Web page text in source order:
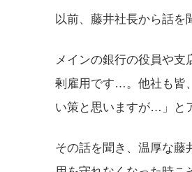
以前、藤井社長から話を
メインの銀行の役員や
剰雇用です…。他社も皆
い策と思いますが…」と
その話を聞き、温厚な